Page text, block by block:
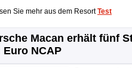
Sie mehr aus dem ResortTest
Macan erhält fünf
Euro NCAP